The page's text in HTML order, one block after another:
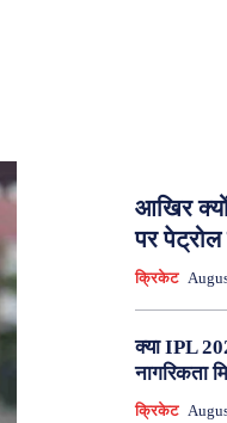
आखिर
पर
क्रिकेट
क्या IPL
नागरिकता
क्रिकेट